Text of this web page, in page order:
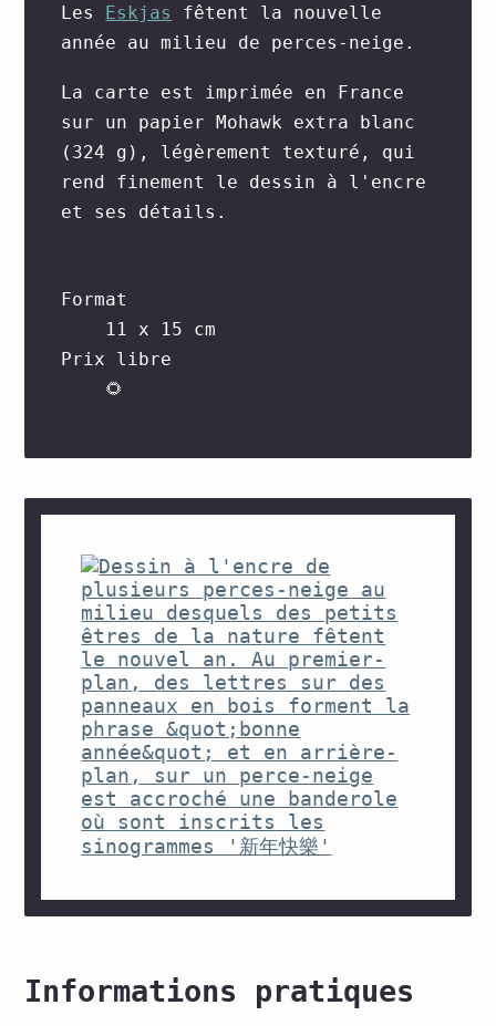
Les Eskjas
fêtent la nouvelle
année au milieu de perces-neige.
La carte est imprimée en France
sur un papier Mohawk extra blanc
(324 g), légèrement texturé, qui
rend finement le dessin à l'encre
et ses détails.
Format
11 x 15 cm
Prix libre
🌻
Informations pratiques